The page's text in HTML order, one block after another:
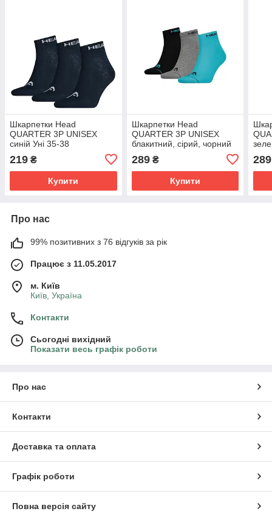
Шкарпетки Head
QUARTER 3P UNISEX
синій Уні 35-38
219 ₴
Купити
Шкарпетки Head
QUARTER 3P UNISEX
блакитний, сірий, чорний
289₴
Купити
289
Про нас
99% позитивних з 76 відгуків за рік
Працює з 11.05.2017
м. Київ
Київ, Україна
Контакти
Сьогодні вихідний
Показати весь графік роботи
Про нас
Контакти
Доставка та оплата
Графік роботи
Повна версія сайту